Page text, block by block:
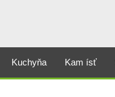
Kuchyňa Kam ísť